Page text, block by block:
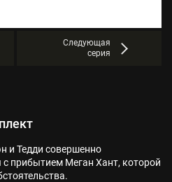
Следующая
серия
и Тедди совершенно
с прибытием Меган Хант, которой